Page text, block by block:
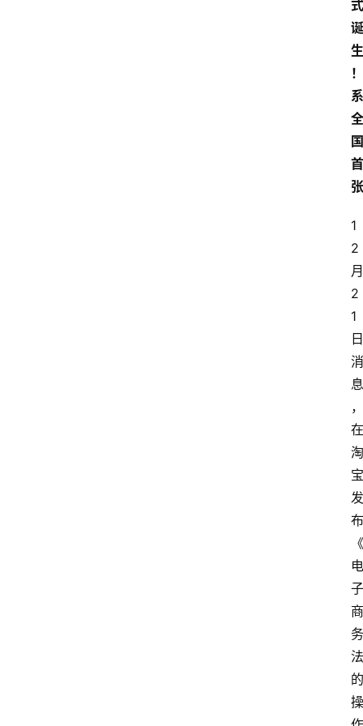
式
诞
生
！
系
全
国
首
张
1
2
月
2
1
日
消
息
，
在
淘
宝
发
布
《
电
子
商
务
法
的
操